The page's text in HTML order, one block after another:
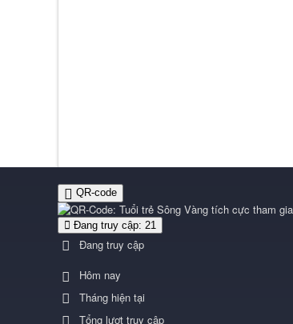
QR-code
Đang truy cập: 21
Đang truy cập
Hôm nay
Tháng hiện tại
Tổng lượt truy cập